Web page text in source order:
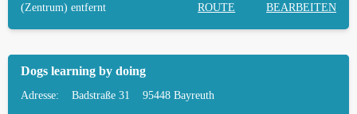
TIERARZT UND NOTFALLTIERARZT IN
BAYREUTH
(Zentrum) entfernt
ROUTE BEARBEITEN
Dogs learning by doing
Adresse: Badstraße 31 95448 Bayreuth